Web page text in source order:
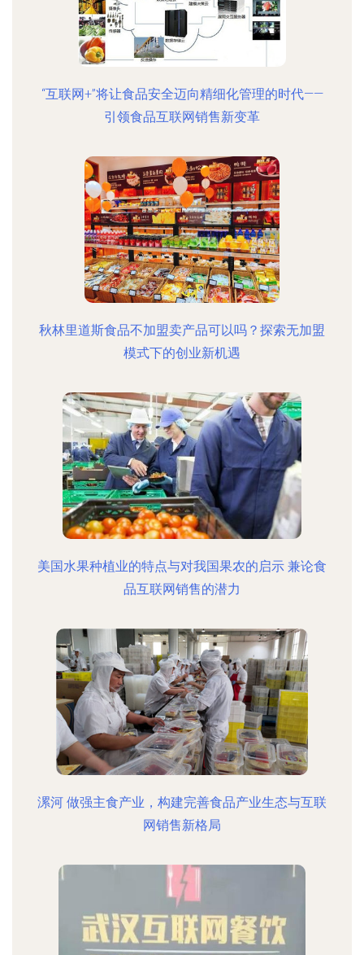
“互联网+”将让食品安全迈向精细化管理的时代——
引领食品互联网销售新变革
秋林里道斯食品不加盟卖产品可以吗？探索无加盟
模式下的创业新机遇
美国水果种植业的特点与对我国果农的启示 兼论食
品互联网销售的潜力
漯河 做强主食产业，构建完善食品产业生态与互联
网销售新格局